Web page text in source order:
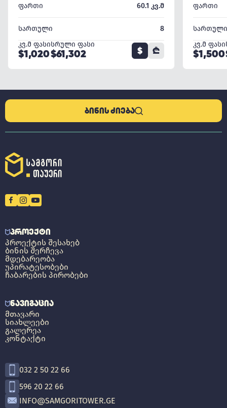
ფართი 60.1 კვ.მ
სართული
8
კვ.მ ფასი
$1,020
სრული ფასი
$61,302 $ ₾
ფართი
სართული
კვ.მ ფასი
$1,500
ᲑᲘᲜᲘᲡ ᲫᲘᲔᲑᲐ
ᲞᲠᲝᲔᲥᲢᲘ
ᲞᲠᲝᲔᲥᲢᲘᲡ ᲨᲔᲡᲐᲮᲔᲑ
ᲑᲘᲜᲘᲡ ᲨᲔᲠᲩᲔᲕᲐ
ᲛᲓᲔᲑᲐᲠᲔᲝᲑᲐ
ᲣᲞᲘᲠᲐᲢᲔᲡᲝᲑᲔᲑᲘ
ᲩᲐᲑᲐᲠᲔᲑᲘᲡ ᲞᲘᲠᲝᲑᲔᲑᲘ
ᲜᲐᲕᲘᲒᲐᲪᲘᲐ
ᲛᲗᲐᲕᲐᲠᲘ
ᲡᲘᲐᲮᲚᲔᲔᲑᲘ
ᲒᲐᲚᲔᲠᲔᲐ
ᲙᲝᲜᲢᲐᲥᲢᲘ
032 2 50 22 66
596 20 22 66
INFO@SAMGORITOWER.GE